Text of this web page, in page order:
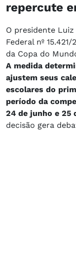
repercute
O presidente
Federal nº
da Copa do
A medida
ajustem seus
escolares do
período da
24 de junho e 25
decisão gera